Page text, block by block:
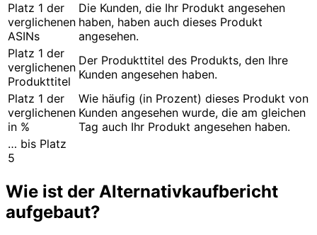
Platz 1 der
verglichenen
ASINs
Die Kunden, die Ihr Produkt angesehen
haben, haben auch dieses Produkt
angesehen.
Platz 1 der
verglichenen
Produkttitel
Der Produkttitel des Produkts, den Ihre
Kunden angesehen haben.
Platz 1 der
verglichenen
in %
Wie häufig (in Prozent) dieses Produkt von
Kunden angesehen wurde, die am gleichen
Tag auch Ihr Produkt angesehen haben.
… bis Platz
5
Wie ist der Alternativkaufbericht
aufgebaut?